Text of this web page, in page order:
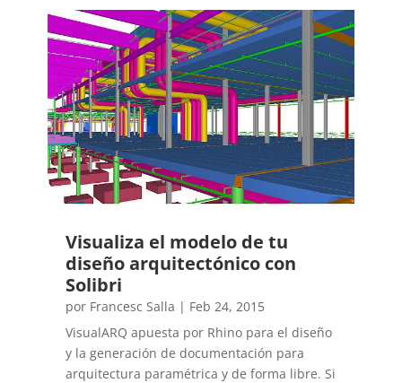
Visualiza el modelo de tu
diseño arquitectónico con
Solibri
por Francesc Salla | Feb 24, 2015
VisualARQ apuesta por Rhino para el diseño
y la generación de documentación para
arquitectura paramétrica y de forma libre. Si